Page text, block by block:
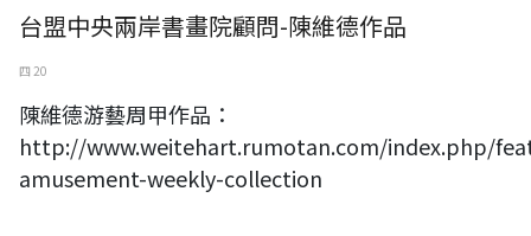
台盟中央兩岸書畫院顧問-陳維德作品
四 20
陳維德游藝周甲作品：
http://www.weitehart.rumotan.com/index.php/
amusement-weekly-collection